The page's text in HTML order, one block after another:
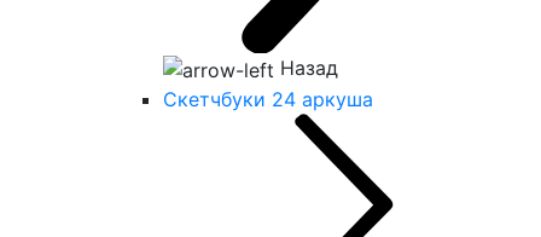
Назад
Скетчбуки 24 аркуша